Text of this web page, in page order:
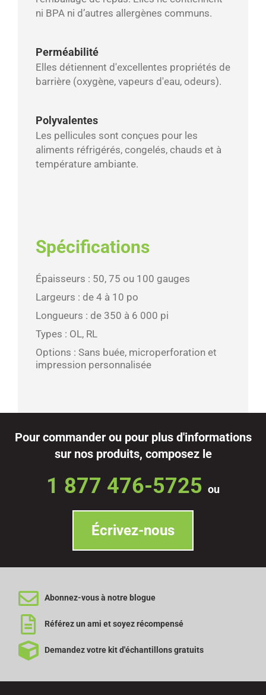
ni BPA ni d’autres allergènes communs.
Perméabilité
Elles détiennent d'excellentes propriétés de
barrière (oxygène, vapeurs d'eau, odeurs).
Polyvalentes
Les pellicules sont conçues pour les
aliments réfrigérés, congelés, chauds et à
température ambiante.
Spécifications
Épaisseurs : 50, 75 ou 100 gauges
Largeurs : de 4 à 10 po
Longueurs : de 350 à 6 000 pi
Types : OL, RL
Options : Sans buée, microperforation et
impression personnalisée
Pour commander ou pour plus d'informations
sur nos produits, composez le
1 877 476-5725 ou
Écrivez-nous
Abonnez-vous à notre blogue
Référez un ami et soyez récompensé
Demandez votre kit d'échantillons gratuits